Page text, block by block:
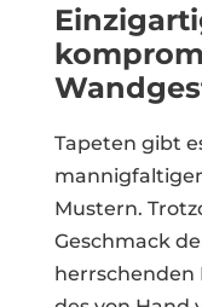
Tapeten gibt
Mustern.
Geschmack
herrschenden